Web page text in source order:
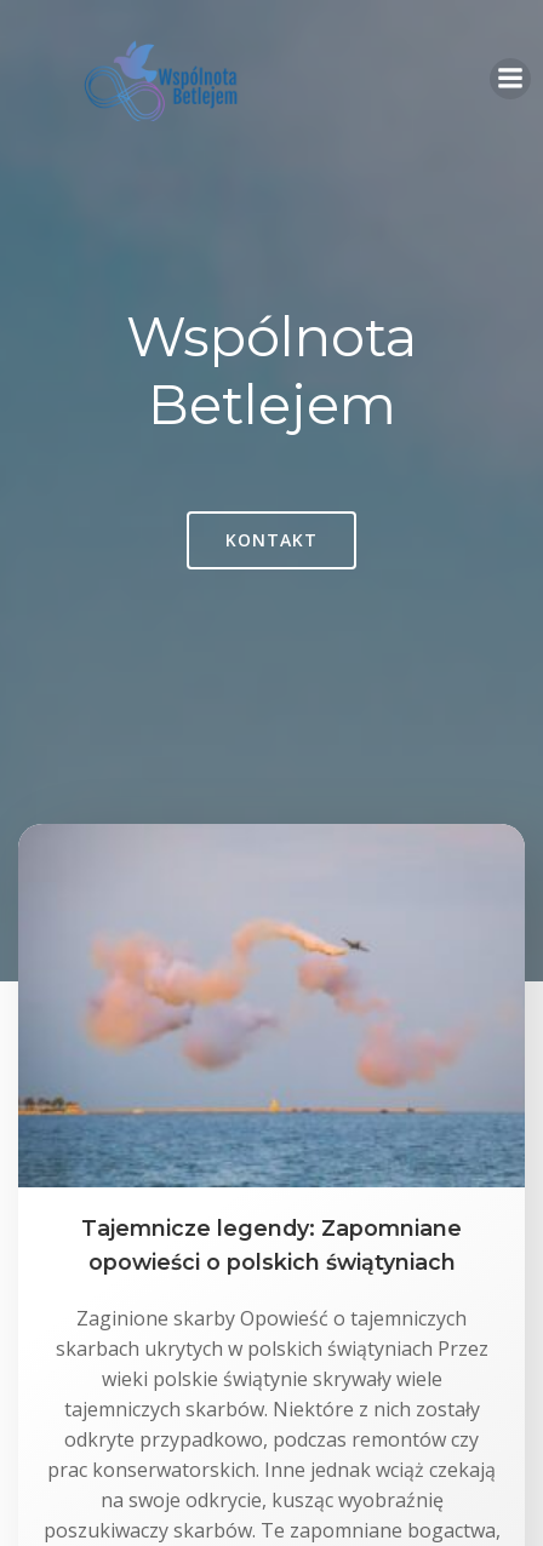
Wspólnota
Betlejem
KONTAKT
Tajemnicze legendy: Zapomniane
opowieści o polskich świątyniach
Zaginione skarby Opowieść o tajemniczych
skarbach ukrytych w polskich świątyniach Przez
wieki polskie świątynie skrywały wiele
tajemniczych skarbów. Niektóre z nich zostały
odkryte przypadkowo, podczas remontów czy
prac konserwatorskich. Inne jednak wciąż czekają
na swoje odkrycie, kusząc wyobraźnię
poszukiwaczy skarbów. Te zapomniane bogactwa,